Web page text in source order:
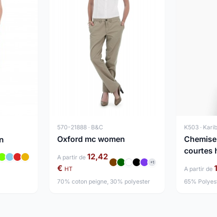
570-21888 · B&C
Oxford mc women
A partir de 12,42
€ HT
+1
70% coton peigne, 30% polyester
K503 ·
courtes
A partir de
65%